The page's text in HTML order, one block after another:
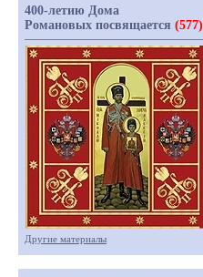
400-летию Дома
Романовых посвящается (577)
Другие материалы